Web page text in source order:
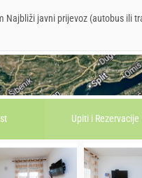
Najbliži javni prijevoz (autobus ili
Upiti i Rezervacije